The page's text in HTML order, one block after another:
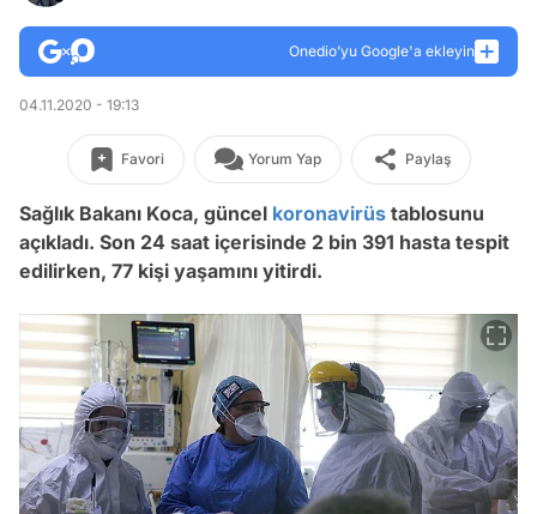
Onedio’yu Google'a ekleyin
04.11.2020 - 19:13
Favori Yorum Yap Paylaş
Sağlık Bakanı Koca, güncel koronavirüs tablosunu
açıkladı. Son 24 saat içerisinde 2 bin 391 hasta tespit
edilirken, 77 kişi yaşamını yitirdi.